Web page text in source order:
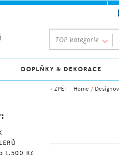
< ZPĚT Home /
1.500 Kč
TOP kategorie
DOPLŇKY & DEKORACE